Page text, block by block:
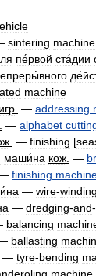
sintering machine
пе́рвой ста́дии
machine
— addressing
— alphabet
— finishing [
маши́на кож —
finishing
— wire-winding
— dredging-and-
balancing
ballasting
— tyre-bending